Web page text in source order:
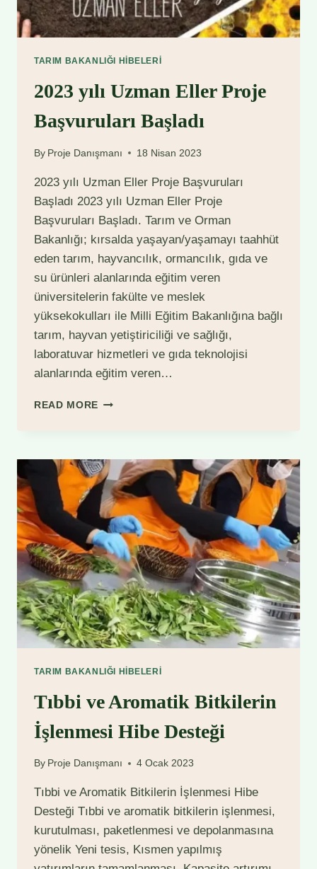
TARIM BAKANLIĞI HIBELERI
2023 yılı Uzman Eller Proje
Başvuruları Başladı
By Proje Danışmanı 18 Nisan 2023
2023 yılı Uzman Eller Proje Başvuruları
Başladı 2023 yılı Uzman Eller Proje
Başvuruları Başladı. Tarım ve Orman
Bakanlığı; kırsalda yaşayan/yaşamayı taahhüt
eden tarım, hayvancılık, ormancılık, gıda ve
su ürünleri alanlarında eğitim veren
üniversitelerin fakülte ve meslek
yüksekokulları ile Milli Eğitim Bakanlığına bağlı
tarım, hayvan yetiştiriciliği ve sağlığı,
laboratuvar hizmetleri ve gıda teknolojisi
alanlarında eğitim veren…
READ MORE 2023
PROJE
BAŞVURULARI
BAŞLADI
TARIM BAKANLIĞI HIBELERI
Tıbbi ve Aromatik Bitkilerin
İşlenmesi Hibe Desteği
By Proje Danışmanı 4 Ocak 2023
Tıbbi ve Aromatik Bitkilerin İşlenmesi Hibe
Desteği Tıbbi ve aromatik bitkilerin işlenmesi,
kurutulması, paketlenmesi ve depolanmasına
yönelik Yeni tesis, Kısmen yapılmış